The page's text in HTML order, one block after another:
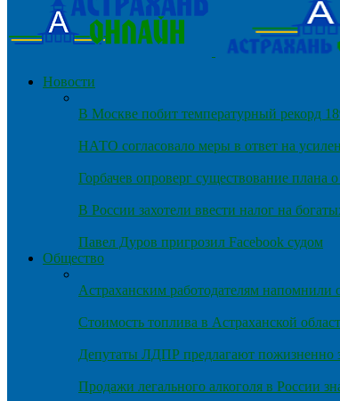
Новости
В Москве побит температурный рекорд
НАТО согласовало меры в ответ на
Горбачев опроверг существование плана
В России захотели ввести налог на
Павел Дуров пригрозил Facebook судом
Общество
Астраханским работодателям напомнили
Стоимость топлива в Астраханской
Депутаты ЛДПР предлагают пожизненно
Продажи легального алкоголя в России